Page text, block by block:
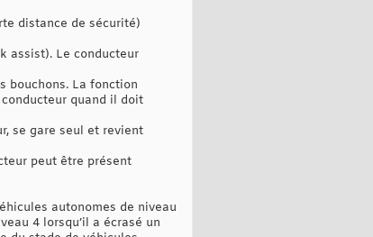
distance de sécurité)
assist). Le conducteur
bouchons. La fonction
quand il doit
se gare seul et revient
peut être présent
autonomes de niveau
4 lorsqu’il a écrasé un